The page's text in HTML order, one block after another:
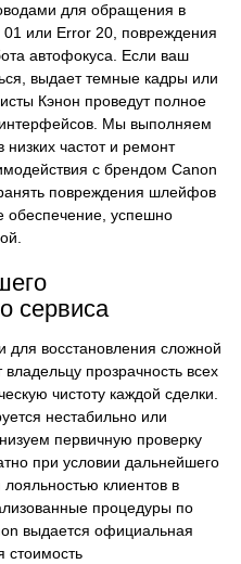
для обращения в
01 или Error 20, повреждения
автофокуса. Если ваш
выдает темные кадры или
Кэнон проведут полное
интерфейсов. Мы выполняем
частот и ремонт
с брендом Canon
повреждения шлейфов
обеспечение, успешно
сервиса
восстановления сложной
владельцу прозрачность всех
чистоту каждой сделки.
нестабильно или
первичную проверку
при условии дальнейшего
клиентов в
процедуры по
выдается официальная
стоимость